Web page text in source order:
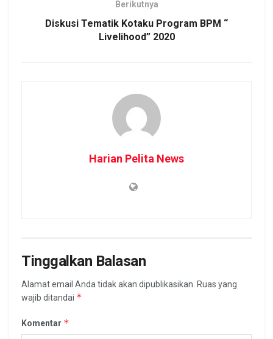
Berikutnya
Diskusi Tematik Kotaku Program BPM “
Livelihood” 2020
Harian Pelita News
Tinggalkan Balasan
Alamat email Anda tidak akan dipublikasikan. Ruas yang
wajib ditandai *
Komentar *